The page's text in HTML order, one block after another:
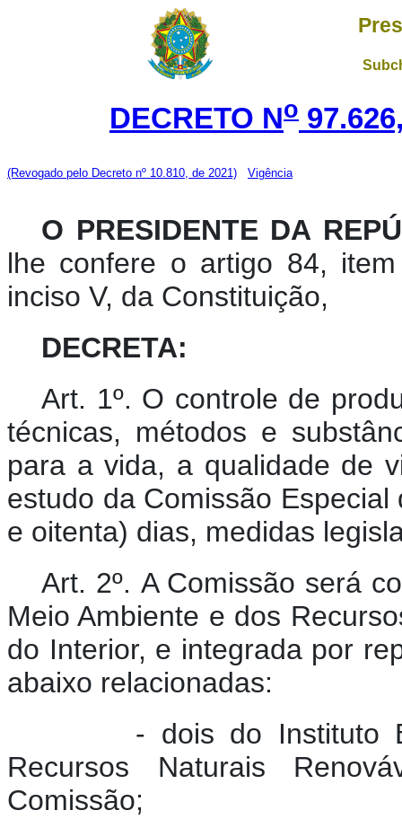
DECRETO No
(Revogado pelo Decreto nº 10.810, de 2021) Vigência
O PRESIDENTE DA
lhe confere o artigo 84,
inciso V, da Constituição,
DECRETA:
Art. 1º. O controle de
técnicas, métodos e
para a vida, a qualidade de
estudo da Comissão
e oitenta) dias, medidas
Art. 2º. A Comissão será
Meio Ambiente e dos
do Interior, e integrada por
abaixo relacionadas:
- dois do Instituto
Recursos Naturais
Comissão;